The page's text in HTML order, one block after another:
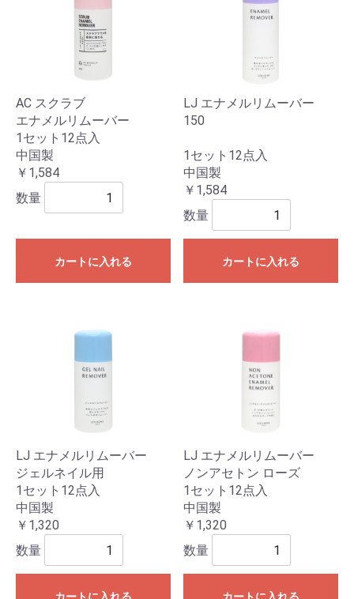
AC スクラブ
エナメルリムーバー
1セット12点入
中国製
￥1,584
数量
カートに入れる
LJ エナメルリムーバー
150
1セット12点入
中国製
￥1,584
数量
カートに入れる
LJ エナメルリムーバー
ジェルネイル用
1セット12点入
中国製
￥1,320
数量
LJ エナメルリムーバー
ノンアセトン ローズ
1セット12点入
中国製
￥1,320
数量